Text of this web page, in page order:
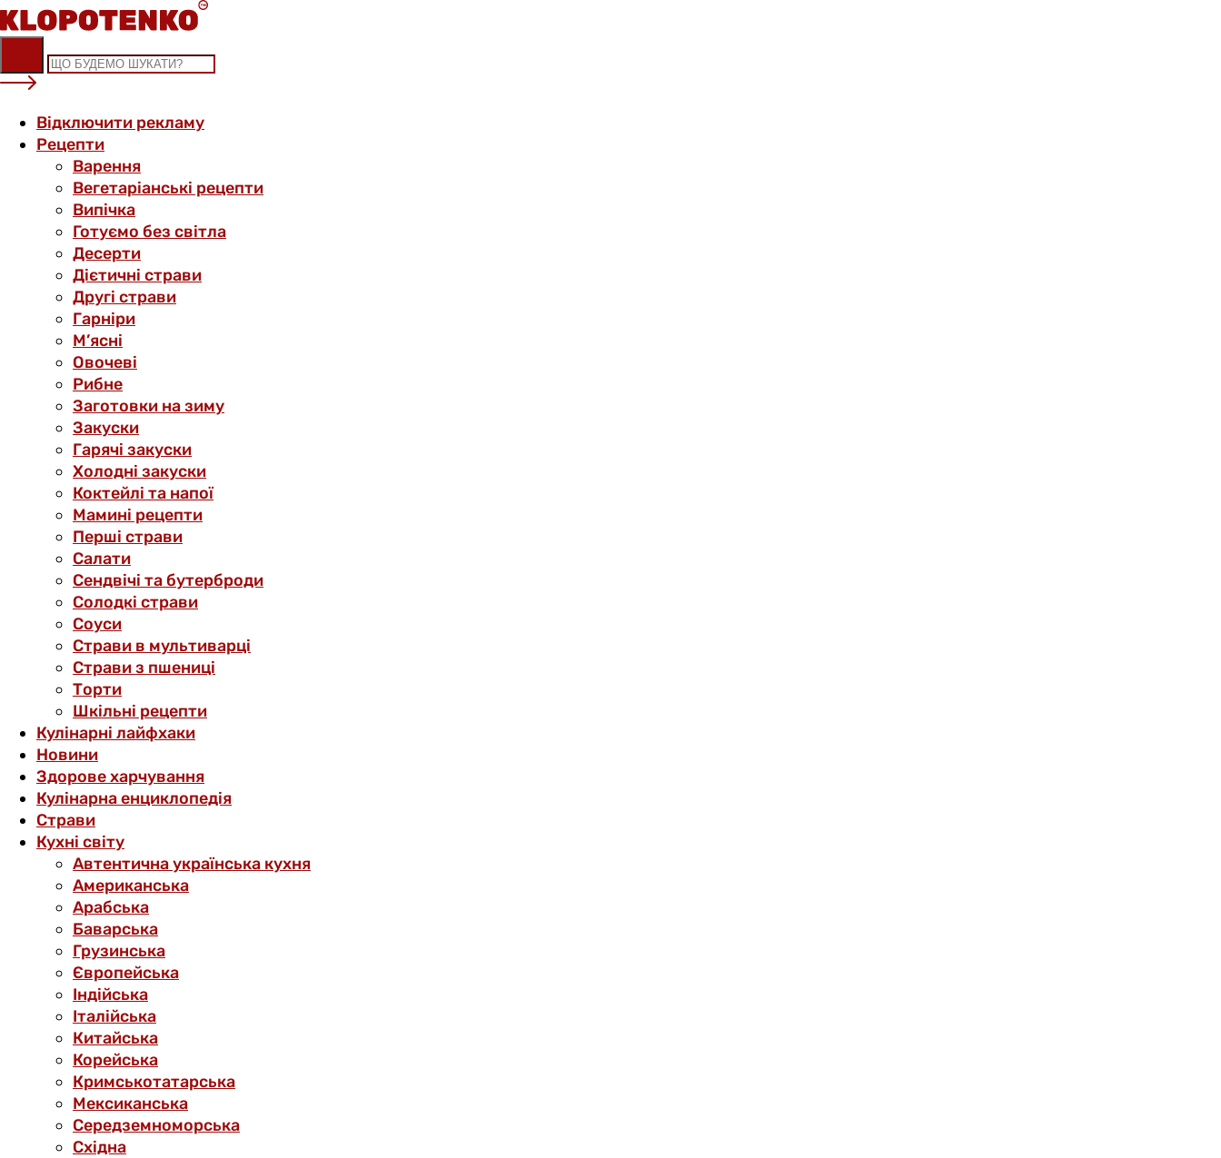
Skip
to
content
Відключити рекламу
Рецепти
Варення
Вегетаріанські рецепти
Випічка
Готуємо без світла
Десерти
Дієтичні страви
Другі страви
Гарніри
М’ясні
Овочеві
Рибне
Заготовки на зиму
Закуски
Гарячі закуски
Холодні закуски
Коктейлі та напої
Мамині рецепти
Перші страви
Салати
Сендвічі та бутерброди
Солодкі страви
Соуси
Страви в мультиварці
Страви з пшениці
Торти
Шкільні рецепти
Кулінарні лайфхаки
Новини
Здорове харчування
Кулінарна енциклопедія
Страви
Кухні світу
Автентична українська кухня
Американська
Арабська
Баварська
Грузинська
Європейська
Індійська
Італійська
Китайська
Корейська
Кримськотатарська
Мексиканська
Середземноморська
Східна